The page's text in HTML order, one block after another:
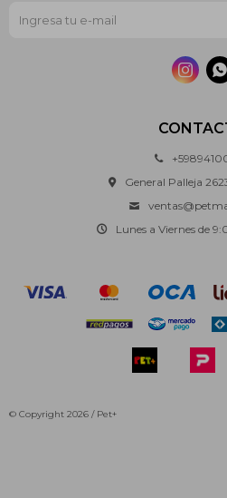
General Palleja
Lunes a Viernes de
 
© Copyright 2026 / Pet+